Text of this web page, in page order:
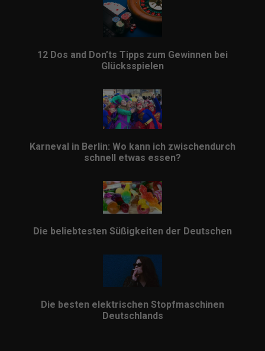
12 Dos and Don’ts Tipps zum Gewinnen bei
Glücksspielen
Karneval in Berlin: Wo kann ich zwischendurch
schnell etwas essen?
Die beliebtesten Süßigkeiten der Deutschen
Die besten elektrischen Stopfmaschinen
Deutschlands